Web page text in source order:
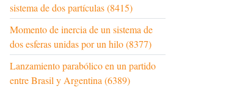
sistema de dos partículas (8415)
Momento de inercia de un sistema de
dos esferas unidas por un hilo (8377)
Lanzamiento parabólico en un partido
entre Brasil y Argentina (6389)